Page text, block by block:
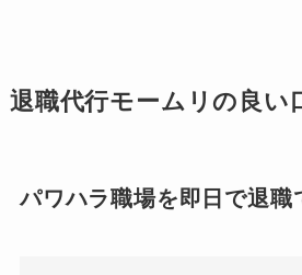
退職代行モームリの良い
パワハラ職場を即日で退職